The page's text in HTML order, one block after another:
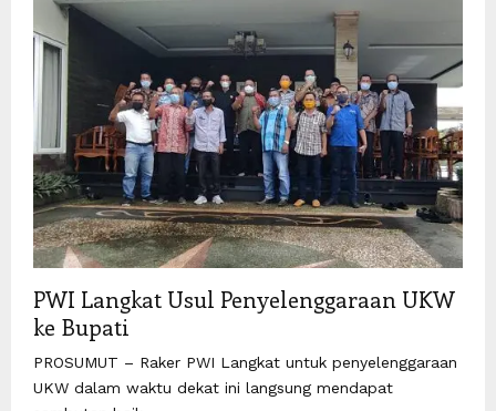
PWI Langkat Usul Penyelenggaraan UKW
ke Bupati
PROSUMUT – Raker PWI Langkat untuk penyelenggaraan
UKW dalam waktu dekat ini langsung mendapat